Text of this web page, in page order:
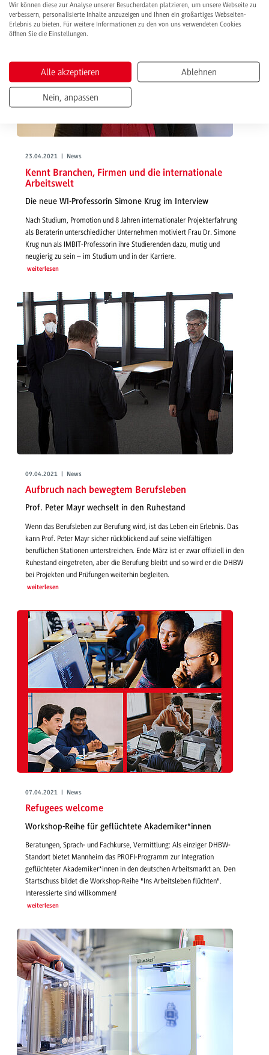
23.04.2021 | News
Kennt Branchen, Firmen und die internationale
Arbeitswelt
Die neue WI-Professorin Simone Krug im Interview
Nach Studium, Promotion und 8 Jahren internationaler Projekterfahrung
als Beraterin unterschiedlicher Unternehmen motiviert Frau Dr. Simone
Krug nun als IMBIT-Professorin ihre Studierenden dazu, mutig und
neugierig zu sein – im Studium und in der Karriere.
weiterlesen
09.04.2021 | News
Aufbruch nach bewegtem Berufsleben
Prof. Peter Mayr wechselt in den Ruhestand
Wenn das Berufsleben zur Berufung wird, ist das Leben ein Erlebnis. Das
kann Prof. Peter Mayr sicher rückblickend auf seine vielfältigen
beruflichen Stationen unterstreichen. Ende März ist er zwar offiziell in den
Ruhestand eingetreten, aber die Berufung bleibt und so wird er die DHBW
bei Projekten und Prüfungen weiterhin begleiten.
weiterlesen
07.04.2021 | News
Refugees welcome
Workshop-Reihe für geflüchtete Akademiker*innen
Beratungen, Sprach- und Fachkurse, Vermittlung: Als einziger DHBW-
Standort bietet Mannheim das PROFI-Programm zur Integration
geflüchteter Akademiker*innen in den deutschen Arbeitsmarkt an. Den
Startschuss bildet die Workshop-Reihe "Ins Arbeitsleben flüchten".
Interessierte sind willkommen!
weiterlesen
Wir können diese zur Analyse unserer Besucherdaten platzieren, um unsere Webseite zu
verbessern, personalisierte Inhalte anzuzeigen und Ihnen ein großartiges Webseiten-
Erlebnis zu bieten. Für weitere Informationen zu den von uns verwendeten Cookies
öffnen Sie die Einstellungen.
Alle akzeptieren Ablehnen
Nein, anpassen